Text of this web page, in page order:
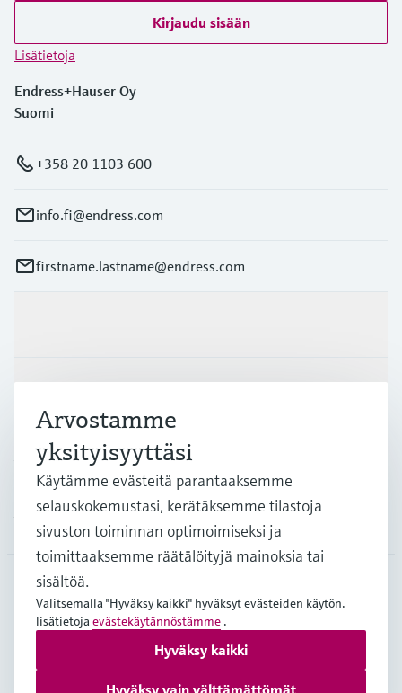
Kirjaudu sisään
Lisätietoja
Endress+Hauser Oy
Suomi
+358 20 1103 600
info.fi@endress.com
firstname.lastname@endress.com
Asiakastuki
Yritys
FIN•Suomi
Copyright © Endress+Hauser Group Services AG
Arvostamme
yksityisyyttäsi
Käytämme evästeitä parantaaksemme
selauskokemustasi, kerätäksemme tilastoja
sivuston toiminnan optimoimiseksi ja
toimittaaksemme räätälöityjä mainoksia tai
sisältöä.
Valitsemalla "Hyväksy kaikki" hyväksyt evästeiden käytön.
lisätietoja evästekäytännöstämme .
Hyväksy vain välttämättömät
Hyväksy kaikki